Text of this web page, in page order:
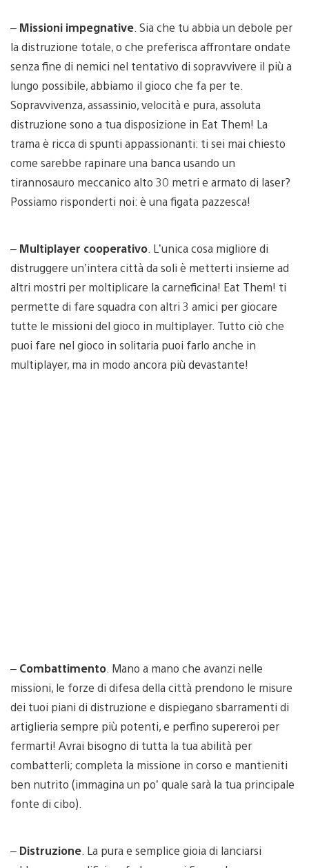
– Missioni impegnative . Sia che tu abbia un debole per
la distruzione totale, o che preferisca affrontare ondate
senza fine di nemici nel tentativo di sopravvivere il più a
lungo possibile, abbiamo il gioco che fa per te.
Sopravvivenza, assassinio, velocità e pura, assoluta
distruzione sono a tua disposizione in Eat Them! La
trama è ricca di spunti appassionanti: ti sei mai chiesto
come sarebbe rapinare una banca usando un
tirannosauro meccanico alto 30 metri e armato di laser?
Possiamo risponderti noi: è una figata pazzesca!
– Multiplayer cooperativo . L’unica cosa migliore di
distruggere un’intera città da soli è metterti insieme ad
altri mostri per moltiplicare la carneficina! Eat Them! ti
permette di fare squadra con altri 3 amici per giocare
tutte le missioni del gioco in multiplayer. Tutto ciò che
puoi fare nel gioco in solitaria puoi farlo anche in
multiplayer, ma in modo ancora più devastante!
– Combattimento . Mano a mano che avanzi nelle
missioni, le forze di difesa della città prendono le misure
dei tuoi piani di distruzione e dispiegano sbarramenti di
artiglieria sempre più potenti, e perfino supereroi per
fermarti! Avrai bisogno di tutta la tua abilità per
combatterli; completa la missione in corso e mantieniti
ben nutrito (immagina un po’ quale sarà la tua principale
fonte di cibo).
– Distruzione . La pura e semplice gioia di lanciarsi